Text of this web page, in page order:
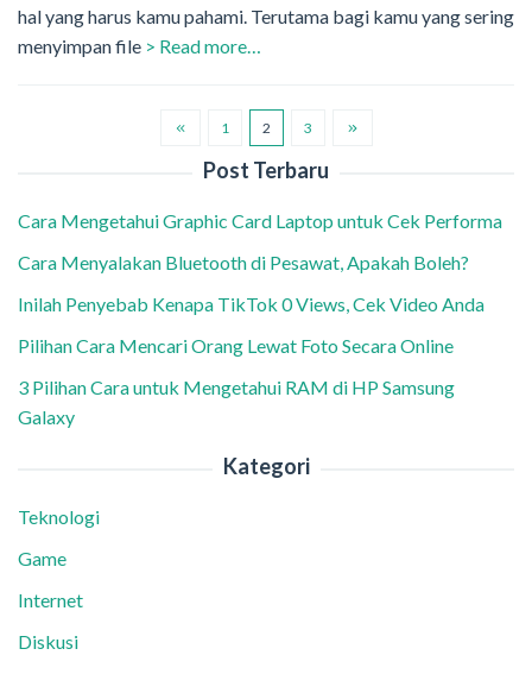
hal yang harus kamu pahami. Terutama bagi kamu yang sering
menyimpan file > Read more…
1 2 3
Post Terbaru
Cara Mengetahui Graphic Card Laptop untuk Cek Performa
Cara Menyalakan Bluetooth di Pesawat, Apakah Boleh?
Inilah Penyebab Kenapa TikTok 0 Views, Cek Video Anda
Pilihan Cara Mencari Orang Lewat Foto Secara Online
3 Pilihan Cara untuk Mengetahui RAM di HP Samsung
Galaxy
Kategori
Teknologi
Game
Internet
Diskusi